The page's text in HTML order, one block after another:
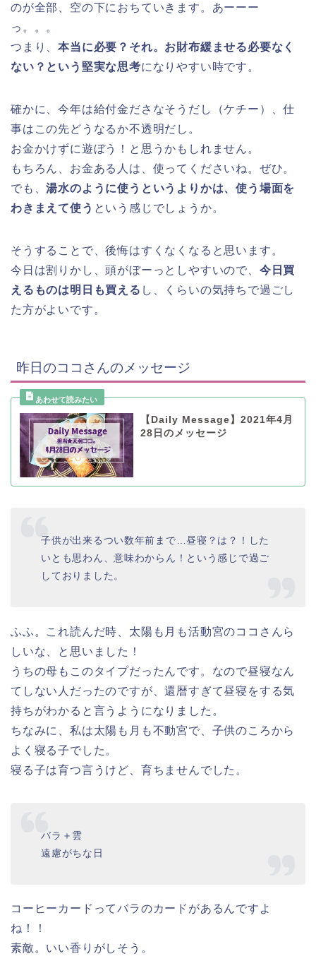
のが全部、空の下におちていきます。あーーー
っ。。。
つまり、本当に必要？それ。お財布緩ませる必要なく
ない？という堅実な思考になりやすい時です。
確かに、今年は給付金ださなそうだし（ケチー）、仕
事はこの先どうなるか不透明だし。
お金かけずに遊ぼう！と思うかもしれません。
もちろん、お金ある人は、使ってくださいね。ぜひ。
でも、湯水のように使うというよりかは、使う場面を
わきまえて使う という感じでしょうか。
そうすることで、後悔はすくなくなると思います。
今日は割りかし、頭がぼーっとしやすいので、 今日買
えるものは明日も買える し、くらいの気持ちで過ごし
た方がよいです。
昨日のココさんのメッセージ
【Daily Message】2021年4月
28日のメッセージ
子供が出来るつい数年前まで…昼寝？は？！した
いとも思わん、意味わからん！という感じで過ご
しておりました。
ふふ。これ読んだ時、太陽も月も活動宮のココさんら
しいな、と思いました！
うちの母もこのタイプだったんです。なので昼寝なん
てしない人だったのですが、還暦すぎて昼寝をする気
持ちがわかると言うようになりました。
ちなみに、私は太陽も月も不動宮で、子供のころから
よく寝る子でした。
寝る子は育つ言うけど、育ちませんでした。
バラ＋雲
遠慮がちな日
コーヒーカードってバラのカードがあるんですよ
ね！！
素敵。いい香りがしそう。